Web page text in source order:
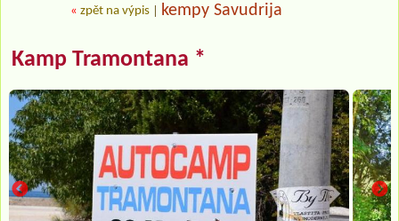
« zpět na výpis kempy Savudrija
Kamp Tramontana *